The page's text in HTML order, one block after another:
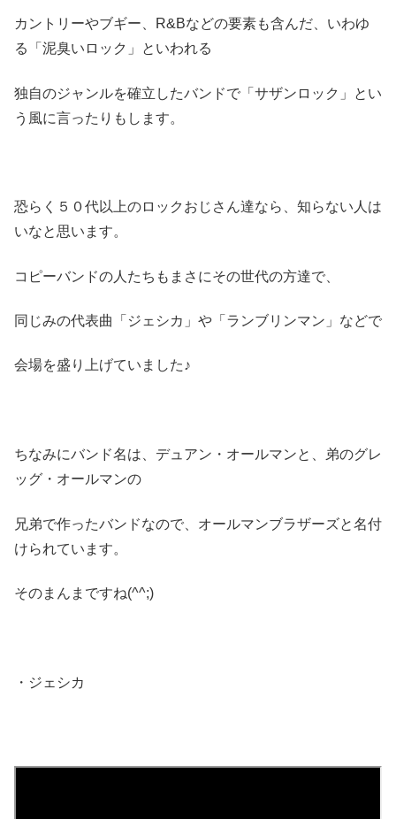
カントリーやブギー、R&Bなどの要素も含んだ、いわゆ
る「泥臭いロック」といわれる
独自のジャンルを確立したバンドで「サザンロック」とい
う風に言ったりもします。
恐らく５０代以上のロックおじさん達なら、知らない人は
いなと思います。
コピーバンドの人たちもまさにその世代の方達で、
同じみの代表曲「ジェシカ」や「ランブリンマン」などで
会場を盛り上げていました♪
ちなみにバンド名は、デュアン・オールマンと、弟のグレ
ッグ・オールマンの
兄弟で作ったバンドなので、オールマンブラザーズと名付
けられています。
そのまんまですね(^^;)
・ジェシカ